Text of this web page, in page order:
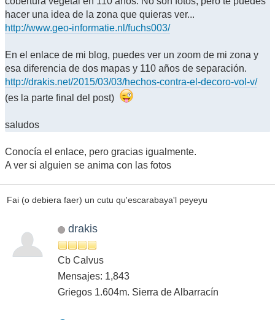
hacer una idea de la zona que quieras ver...
http://www.geo-informatie.nl/fuchs003/
En el enlace de mi blog, puedes ver un zoom de mi zona y
esa diferencia de dos mapas y 110 años de separación.
http://drakis.net/2015/03/03/hechos-contra-el-decoro-vol-v/
(es la parte final del post)
saludos
Conocía el enlace, pero gracias igualmente.
A ver si alguien se anima con las fotos
Fai (o debiera faer) un cutu qu'escarabaya'l peyeyu
drakis
Cb Calvus
Mensajes: 1,843
Griegos 1.604m. Sierra de Albarracín